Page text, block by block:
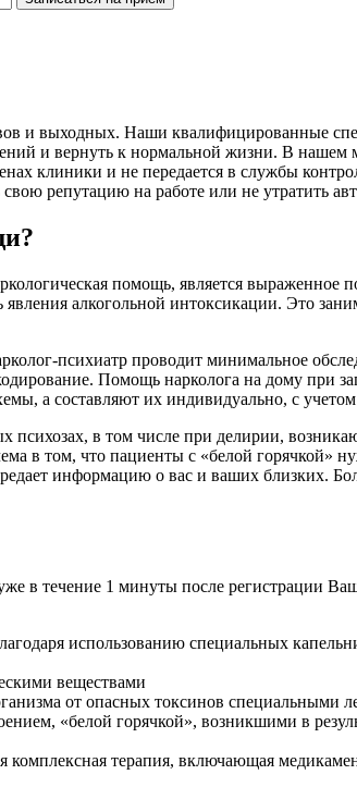
и выходных. Наши квалифицированные
и вернуть к нормальной жизни. В
клиники и не передается в службы
репутацию на работе или не утратить
помощь, является
алкогольной интоксикации. Это
психиатр проводит минимальное
Помощь нарколога на дому при
а составляют их индивидуально, с
в том числе при делирии,
в том, что пациенты с «белой горячкой»
информацию о вас и ваших близких.
в течение 1 минуты после регистрации
использованию специальных
веществами
от опасных токсинов
«белой горячкой», возникшими в
комплексная терапия, включающая